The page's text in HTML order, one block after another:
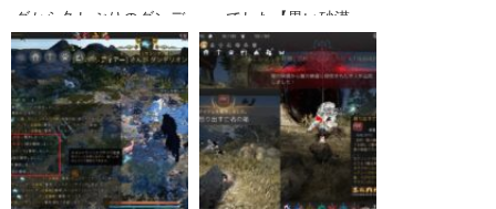
ダから久しぶりのダンデ
箱【黒い砂漠Part3560】
でした【黒い砂漠
Part2802】